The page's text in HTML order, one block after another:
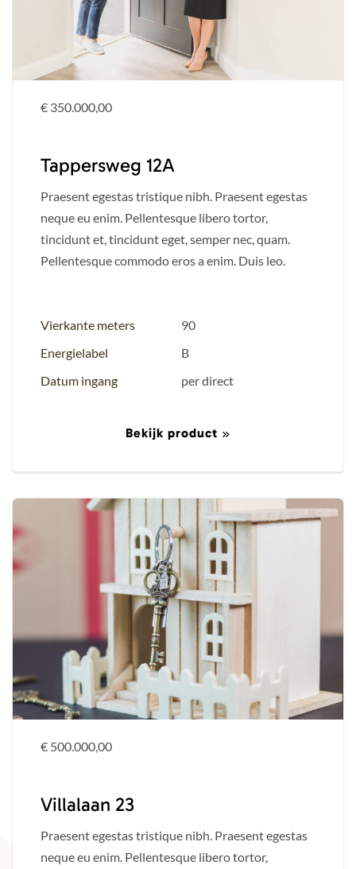
Tappersweg 12A
Praesent egestas tristique nibh. Praesent egestas
neque eu enim. Pellentesque libero tortor,
tincidunt et, tincidunt eget, semper nec, quam.
Pellentesque commodo eros a enim. Duis leo.
€ 350.000,00
Bekijk product
Vierkante meters
90
Energielabel
B
Datum ingang
per direct
Villalaan 23
Praesent egestas tristique nibh. Praesent egestas
neque eu enim. Pellentesque libero tortor,
€ 500.000,00